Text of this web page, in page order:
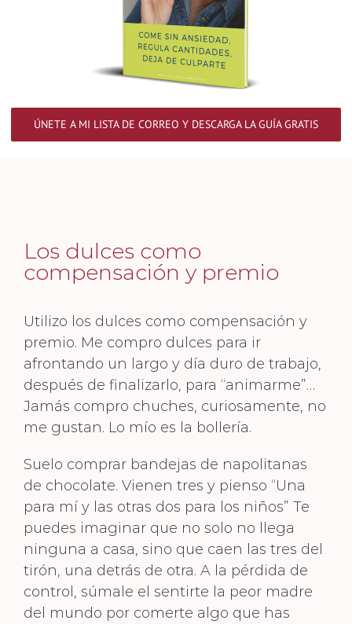
ÚNETE A MI LISTA DE CORREO Y DESCARGA LA GUÍA GRATIS
Los dulces como
compensación y premio
Utilizo los dulces como compensación y
premio. Me compro dulces para ir
afrontando un largo y día duro de trabajo,
después de finalizarlo, para “animarme”…
Jamás compro chuches, curiosamente, no
me gustan. Lo mío es la bollería.
Suelo comprar bandejas de napolitanas
de chocolate. Vienen tres y pienso “Una
para mí y las otras dos para los niños” Te
puedes imaginar que no solo no llega
ninguna a casa, sino que caen las tres del
tirón, una detrás de otra. A la pérdida de
control, súmale el sentirte la peor madre
del mundo por comerte algo que has